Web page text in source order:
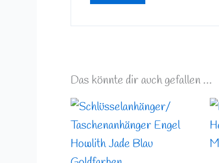
Das könnte dir auch gefallen …